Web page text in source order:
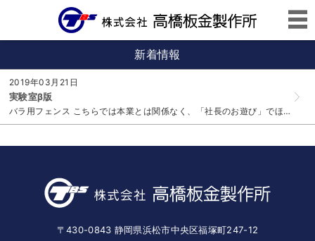
新着情報
2019年03月21日
実験室β版
バラ用フェンス こちらでは本業とは関係なく、「社長のお遊び」でほぼ趣味の領域での実験製作を紹介しています 使用材料 ・鉄棒（Φ16丸棒） ・油性...
〒430-0843 静岡県浜松市中央区福塚町247-12